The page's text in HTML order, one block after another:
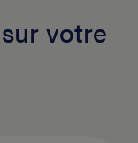
votre